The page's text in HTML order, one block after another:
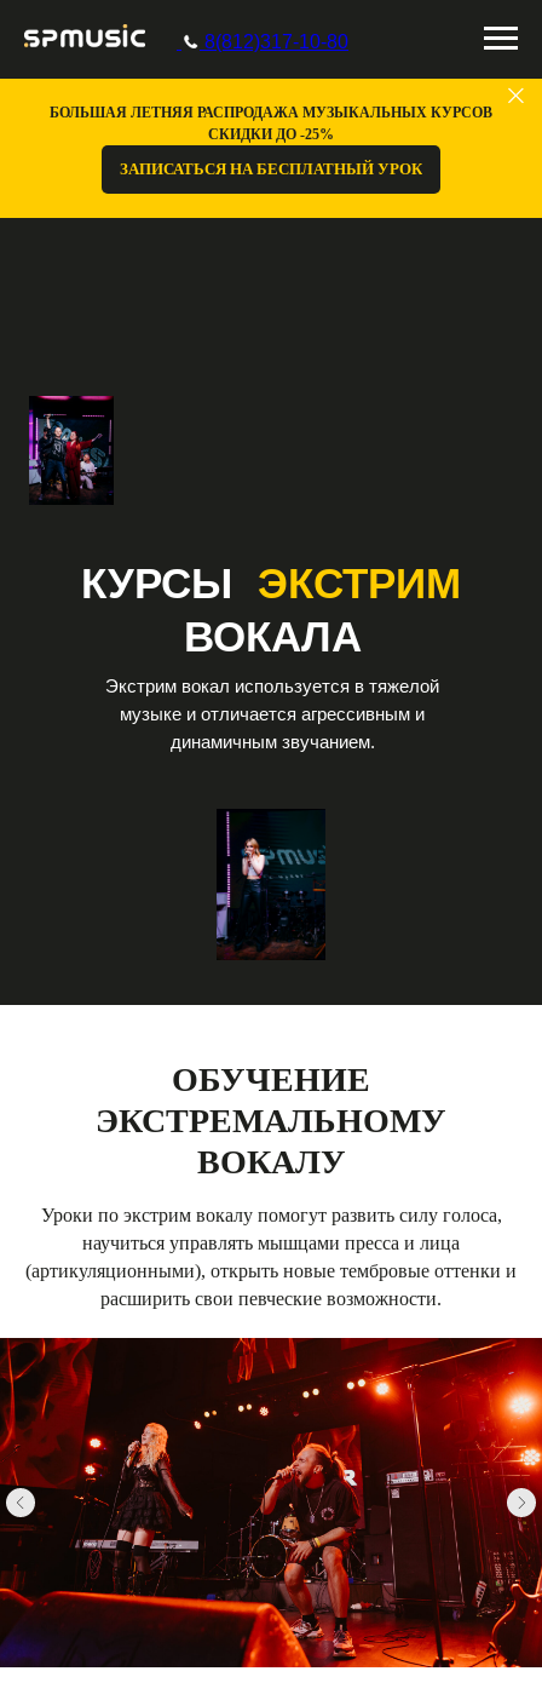
8(812)317-10-80
БОЛЬШАЯ ЛЕТНЯЯ РАСПРОДАЖА МУЗЫКАЛЬНЫХ КУРСОВ
СКИДКИ ДО -25%
ЗАПИСАТЬСЯ НА БЕСПЛАТНЫЙ УРОК
ВОКАЛА
КУРСЫ ЭКСТРИМ
Экстрим вокал используется в тяжелой
музыке и отличается агрессивным и
динамичным звучанием.
ОБУЧЕНИЕ
ЭКСТРЕМАЛЬНОМУ
ВОКАЛУ
Уроки по экстрим вокалу помогут развить силу голоса,
научиться управлять мышцами пресса и лица
(артикуляционными), открыть новые тембровые оттенки и
расширить свои певческие возможности.